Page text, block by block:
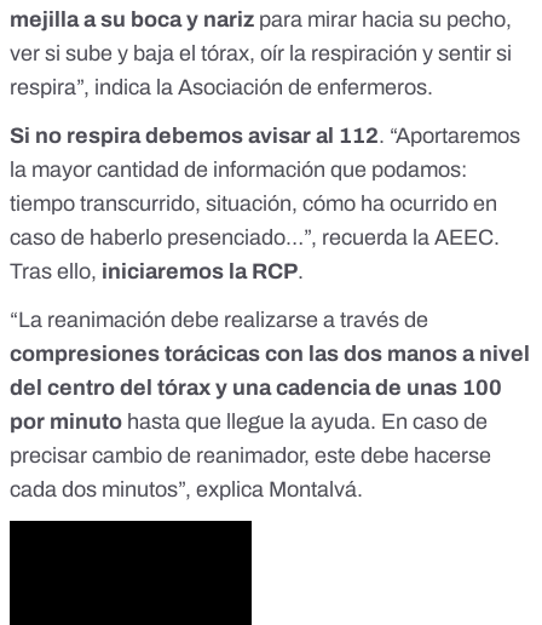
mejilla a su boca y nariz para mirar hacia su pecho,
ver si sube y baja el tórax, oír la respiración y sentir si
respira”, indica la Asociación de enfermeros.
Si no respira debemos avisar al 112. “Aportaremos
la mayor cantidad de información que podamos:
tiempo transcurrido, situación, cómo ha ocurrido en
caso de haberlo presenciado…”, recuerda la AEEC.
Tras ello, iniciaremos la RCP.
“La reanimación debe realizarse a través de
compresiones torácicas con las dos manos a nivel
del centro del tórax y una cadencia de unas 100
por minuto hasta que llegue la ayuda. En caso de
precisar cambio de reanimador, este debe hacerse
cada dos minutos”, explica Montalvá.